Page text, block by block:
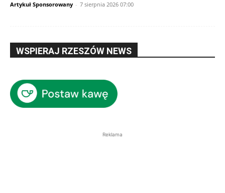
Artykuł Sponsorowany - 7 sierpnia 2026 07:00
WSPIERAJ RZESZÓW NEWS
Reklama